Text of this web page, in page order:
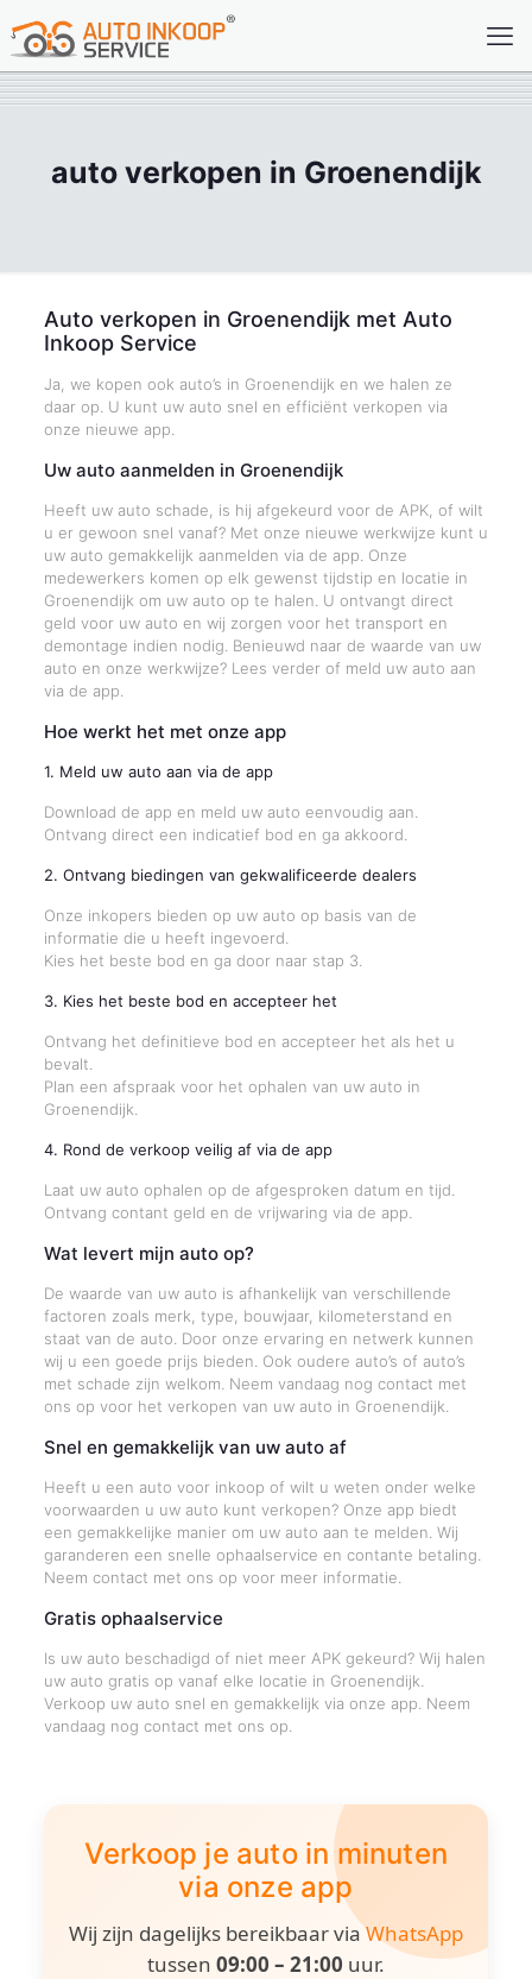
auto verkopen in Groenendijk
Auto verkopen in Groenendijk met Auto
Inkoop Service
Ja, we kopen ook auto’s in Groenendijk en we halen ze
daar op. U kunt uw auto snel en efficiënt verkopen via
onze nieuwe app.
Uw auto aanmelden in Groenendijk
Heeft uw auto schade, is hij afgekeurd voor de APK, of wilt
u er gewoon snel vanaf? Met onze nieuwe werkwijze kunt u
uw auto gemakkelijk aanmelden via de app. Onze
medewerkers komen op elk gewenst tijdstip en locatie in
Groenendijk om uw auto op te halen. U ontvangt direct
geld voor uw auto en wij zorgen voor het transport en
demontage indien nodig. Benieuwd naar de waarde van uw
auto en onze werkwijze? Lees verder of meld uw auto aan
via de app.
Hoe werkt het met onze app
1. Meld uw auto aan via de app
Download de app en meld uw auto eenvoudig aan.
Ontvang direct een indicatief bod en ga akkoord.
2. Ontvang biedingen van gekwalificeerde dealers
Onze inkopers bieden op uw auto op basis van de
informatie die u heeft ingevoerd.
Kies het beste bod en ga door naar stap 3.
3. Kies het beste bod en accepteer het
Ontvang het definitieve bod en accepteer het als het u
bevalt.
Plan een afspraak voor het ophalen van uw auto in
Groenendijk.
4. Rond de verkoop veilig af via de app
Laat uw auto ophalen op de afgesproken datum en tijd.
Ontvang contant geld en de vrijwaring via de app.
Wat levert mijn auto op?
De waarde van uw auto is afhankelijk van verschillende
factoren zoals merk, type, bouwjaar, kilometerstand en
staat van de auto. Door onze ervaring en netwerk kunnen
wij u een goede prijs bieden. Ook oudere auto’s of auto’s
met schade zijn welkom. Neem vandaag nog contact met
ons op voor het verkopen van uw auto in Groenendijk.
Snel en gemakkelijk van uw auto af
Heeft u een auto voor inkoop of wilt u weten onder welke
voorwaarden u uw auto kunt verkopen? Onze app biedt
een gemakkelijke manier om uw auto aan te melden. Wij
garanderen een snelle ophaalservice en contante betaling.
Neem contact met ons op voor meer informatie.
Gratis ophaalservice
Is uw auto beschadigd of niet meer APK gekeurd? Wij halen
uw auto gratis op vanaf elke locatie in Groenendijk.
Verkoop uw auto snel en gemakkelijk via onze app. Neem
vandaag nog contact met ons op.
Verkoop je auto in minuten
via onze app
Wij zijn dagelijks bereikbaar viaWhatsApp
tussen 09:00 – 21:00 uur.